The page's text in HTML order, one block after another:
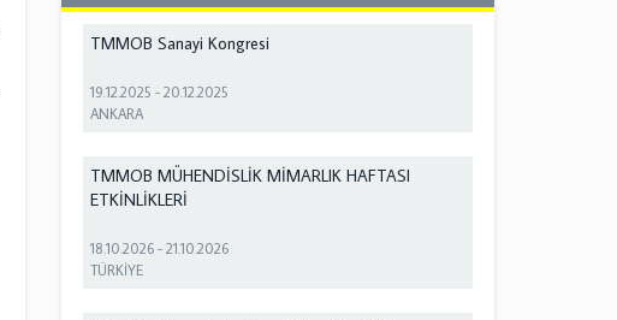
TMMOB Sanayi Kongresi
19.12.2025 -20.12.2025
ANKARA
TMMOB MÜHENDİSLİK MİMARLIK HAFTASI
ETKİNLİKLERİ
18.10.2026 -21.10.2026
TÜRKİYE